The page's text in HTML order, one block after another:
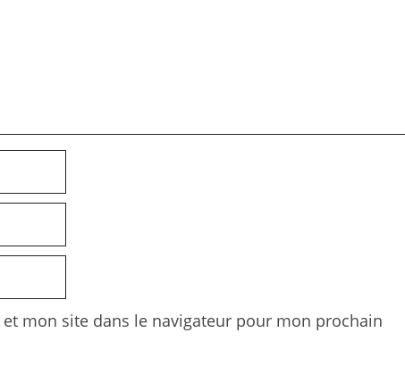
mon site dans le navigateur pour mon prochain